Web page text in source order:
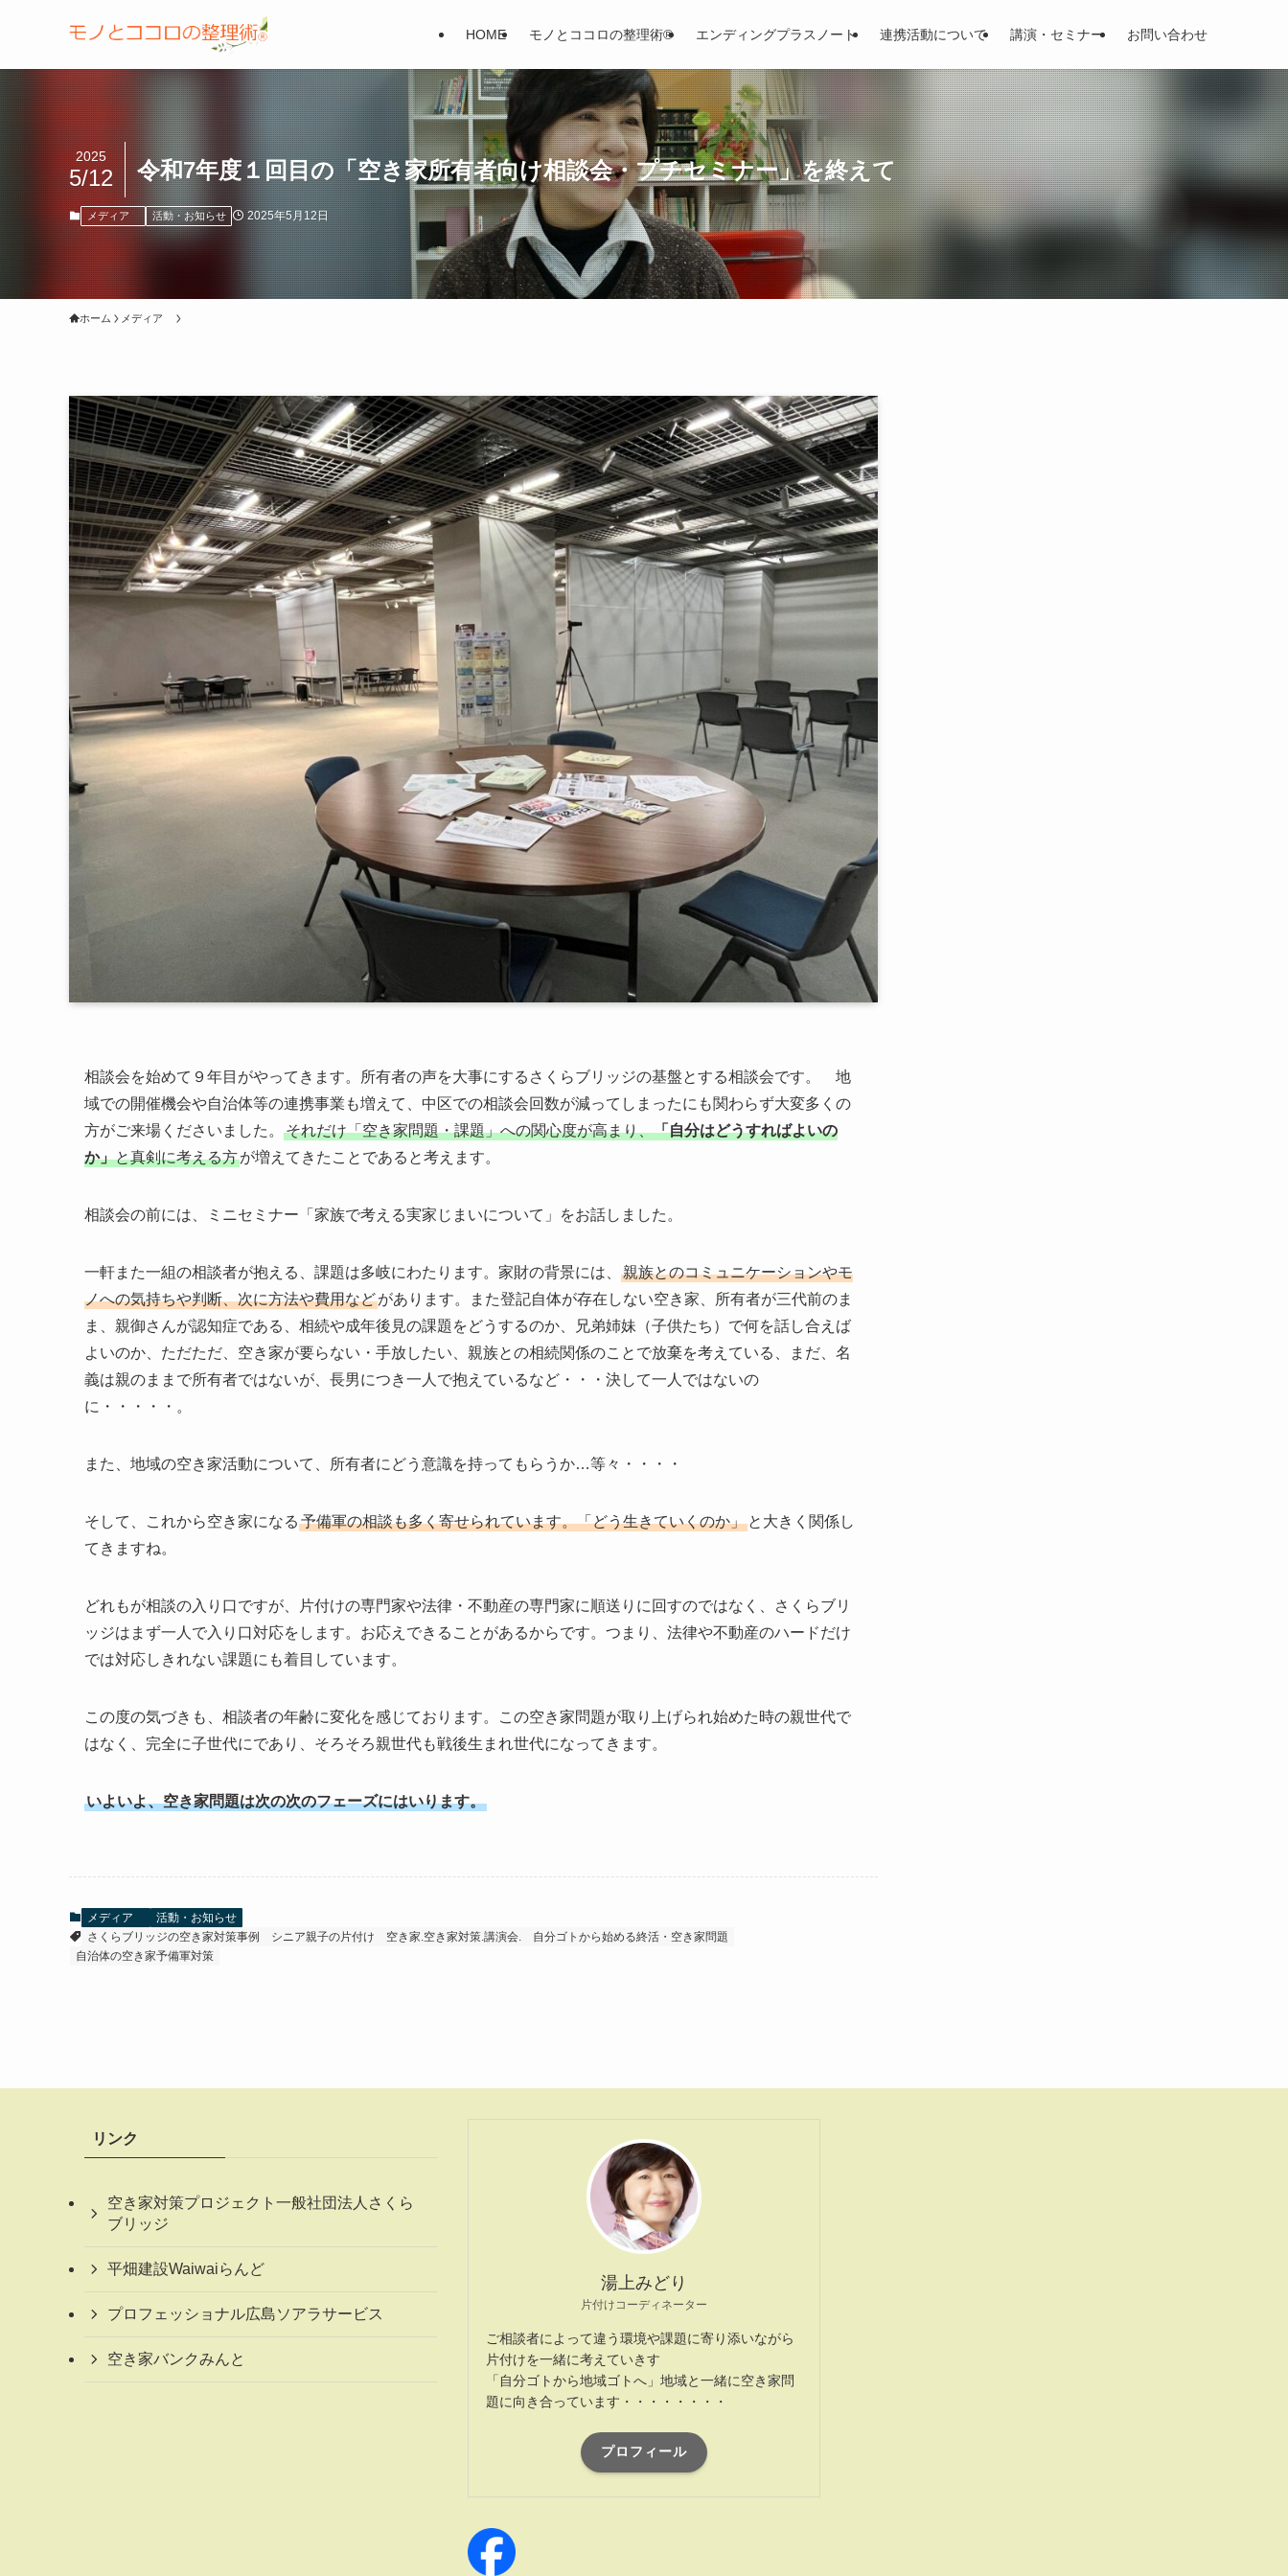
HOME モノとココロの整理術® エンディングプラスノート 連携活動について 講演・セミナー お問い合わせ
令和7年度１回目の「空き家所有者向け相談会・プチセミナー」を終えて
2025
5/12
メディア 活動・お知らせ 2025年5月12日
ホーム メディア
相談会を始めて９年目がやってきます。所有者の声を大事にするさくらブリッジの基盤とする相談会です。 地
域での開催機会や自治体等の連携事業も増えて、中区での相談会回数が減ってしまったにも関わらず大変多くの
方がご来場くださいました。
それだけ「空き家問題・課題」への関心度が高まり、「自分はどうすればよいの
か」と真剣に考える方が増えてきたことであると考えます。
相談会の前には、ミニセミナー「家族で考える実家じまいについて」をお話しました。
一軒また一組の相談者が抱える、課題は多岐にわたります。家財の背景には、
親族とのコミュニケーションやモ
ノへの気持ちや判断、次に方法や費用などがあります。また登記自体が存在しない空き家、所有者が三代前のま
ま、親御さんが認知症である、相続や成年後見の課題をどうするのか、兄弟姉妹（子供たち）で何を話し合えば
よいのか、ただただ、空き家が要らない・手放したい、親族との相続関係のことで放棄を考えている、まだ、名
義は親のままで所有者ではないが、長男につき一人で抱えているなど・・・決して一人ではないの
に・・・・・。
また、地域の空き家活動について、所有者にどう意識を持ってもらうか…等々・・・・
そして、これから空き家になる 予備軍の相談も多く寄せられています。「どう生きていくのか」 と大きく関係し
てきますね。
どれもが相談の入り口ですが、片付けの専門家や法律・不動産の専門家に順送りに回すのではなく、さくらブリ
ッジはまず一人で入り口対応をします。お応えできることがあるからです。つまり、法律や不動産のハードだけ
では対応しきれない課題にも着目しています。
この度の気づきも、相談者の年齢に変化を感じております。この空き家問題が取り上げられ始めた時の親世代で
はなく、完全に子世代にであり、そろそろ親世代も戦後生まれ世代になってきます。
いよいよ、空き家問題は次の次のフェーズにはいります。
メディア
活動・お知らせ
さくらブリッジの空き家対策事例
シニア親子の片付け 空き家.空き家対策.講演会.
自分ゴトから始める終活・空き家問題
自治体の空き家予備軍対策
リンク
空き家対策プロジェクト一般社団法人さくら
ブリッジ
平畑建設Waiwaiらんど
プロフェッショナル広島ソアラサービス
空き家バンクみんと
湯上みどり
片付けコーディネーター
ご相談者によって違う環境や課題に寄り添いながら
片付けを一緒に考えていきす
「自分ゴトから地域ゴトへ」地域と一緒に空き家問
題に向き合っています・・・・・・・・
プロフィール